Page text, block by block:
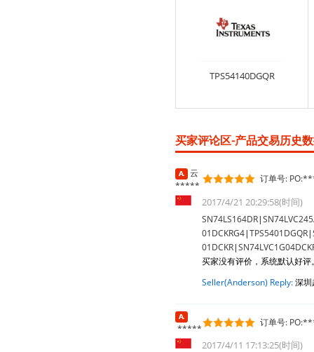
TPS54140DGQR
买家评论区-产品交易历史
云
*****
订单号:
2017/4/21 20:29:58(时间)
SN74LS164DR|
01DCKRG4|TPS5401DGQR|
01DCKR|
买家没有评价，系统默认好评
Seller(Anderson) Reply:深圳
*****
订单号:
2017/4/11 17:13:25(时间)